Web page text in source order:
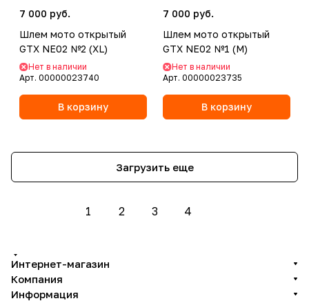
7 000 руб.
Шлем мото открытый
GTX NE02 №2 (XL)
Нет в наличии
Арт. 00000023740
В корзину
7 000 руб.
Шлем мото открытый
GTX NE02 №1 (M)
Нет в наличии
Арт. 00000023735
В корзину
Загрузить еще
1 2 3 4
Интернет-магазин
Компания
Информация